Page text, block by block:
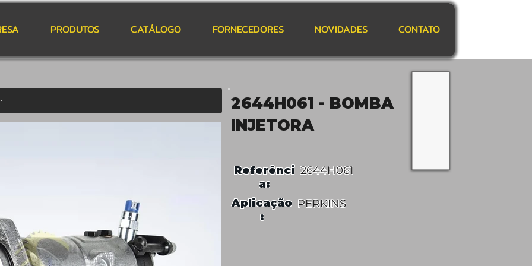
PRODUTOS CATÁLOGO FORNECEDORES NOVIDADES CONTATO
2644H061 - BOMBA
INJETORA
Referênci
a:
2644H061
Aplicação
:
PERKINS